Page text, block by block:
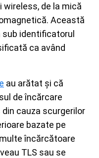
wireless, de la mică
Această
identificatorul
ca având
au arătat și că
de încărcare
cauza scurgerilor
bazate pe
încărcătoare
TLS sau se